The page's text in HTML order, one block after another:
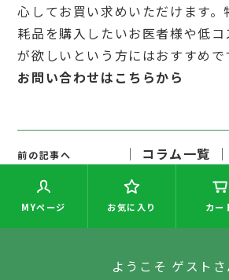
心してお買い求めいただけます。
耗品を購入したいお医者様や低
が欲しいという方にはおすすめで
お問い合わせはこちらから
前の記事へ │ コラム一覧 │
MYページ お気に入り カー
ようこそ ゲストさ